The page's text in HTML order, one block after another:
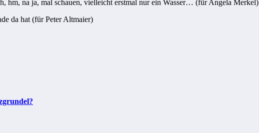
hm, na ja, mal schauen, vielleicht erstmal nur ein Wasser… (für Angela Merkel)
da hat (für Peter Altmaier)